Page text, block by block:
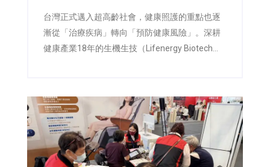
台灣正式邁入超高齡社會，健康照護的重點也逐
漸從「治療疾病」轉向「預防健康風險」。深耕
健康產業18年的生機生技（Lifenergy Biotech
「2026高齡健康產業博覽會」上，打造兼具專業
衛教、互動體驗與智慧健康概念的展區，希望透
過健康教育、藥師專業及AI科技，翻轉民眾對健
康管理的既有觀念，讓「健康，不該等到生病才
開始」成為全民日常。